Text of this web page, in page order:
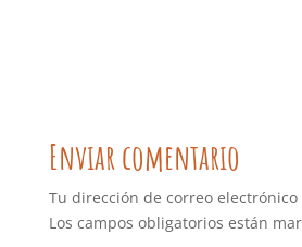
Enviar comentario
Tu dirección de correo
Los campos obligatorios están